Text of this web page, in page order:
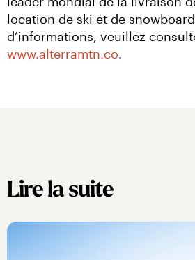
location de ski et de
www.alterramtn.co.
Lire la suite